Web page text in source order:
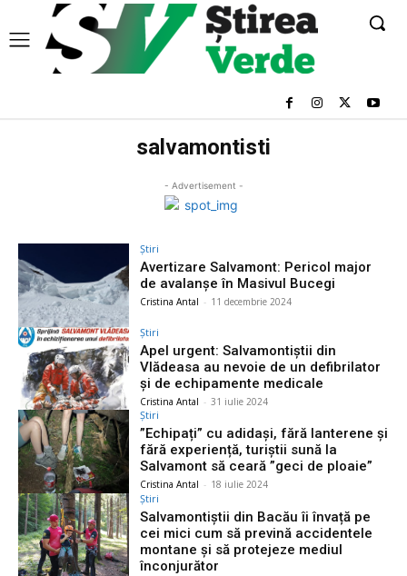
salvamontisti
- Advertisement -
Știri
Avertizare Salvamont: Pericol major
de avalanşe în Masivul Bucegi
Cristina Antal - 11 decembrie 2024
Știri
Apel urgent: Salvamontiștii din
Vlădeasa au nevoie de un defibrilator
și de echipamente medicale
Cristina Antal - 31 iulie 2024
Știri
”Echipați” cu adidași, fără lanterene și
fără experiență, turiștii sună la
Salvamont să ceară ”geci de ploaie”
Cristina Antal - 18 iulie 2024
Știri
Salvamontiștii din Bacău îi învață pe
cei mici cum să prevină accidentele
montane și să protejeze mediul
înconjurător